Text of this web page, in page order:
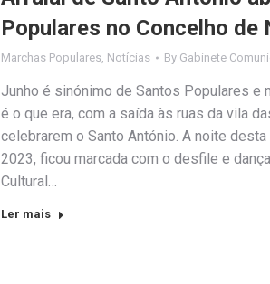
Populares no Concelho de
Marchas Populares, Notícias By Gabinete
Junho é sinónimo de Santos Populares e
é o que era, com a saída às ruas da vila
celebrarem o Santo António. A noite
2023, ficou marcada com o desfile e
Cultural…
Ler mais